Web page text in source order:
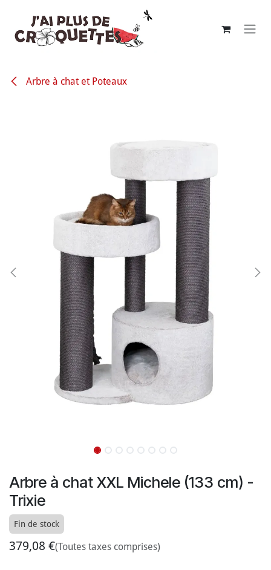
Arbre à chat et Poteaux
Arbre à chat XXL Michele (133 cm) -
Trixie
Fin de stock
379,08 €(Toutes taxes comprises)